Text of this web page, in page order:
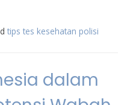
tips tes kesehatan polisi
dalam